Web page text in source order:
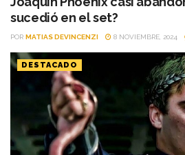
sucedió en el set?
POR MATIAS DEVINCENZI 8 NOVIEMBRE, 2024
DESTACADO